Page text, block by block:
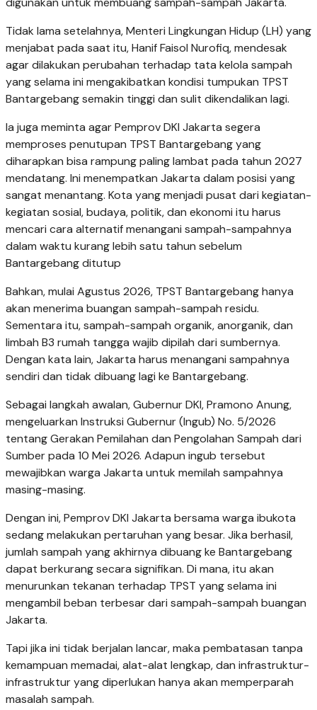
Tidak lama setelahnya, Menteri Lingkungan Hidup (LH) yang
menjabat pada saat itu, Hanif Faisol Nurofiq, mendesak
agar dilakukan perubahan terhadap tata kelola sampah
yang selama ini mengakibatkan kondisi tumpukan TPST
Bantargebang semakin tinggi dan sulit dikendalikan lagi.
Ia juga meminta agar Pemprov DKI Jakarta segera
memproses penutupan TPST Bantargebang yang
diharapkan bisa rampung paling lambat pada tahun 2027
mendatang. Ini menempatkan Jakarta dalam posisi yang
sangat menantang. Kota yang menjadi pusat dari kegiatan-
kegiatan sosial, budaya, politik, dan ekonomi itu harus
mencari cara alternatif menangani sampah-sampahnya
dalam waktu kurang lebih satu tahun sebelum
Bantargebang ditutup
Bahkan, mulai Agustus 2026, TPST Bantargebang hanya
akan menerima buangan sampah-sampah residu.
Sementara itu, sampah-sampah organik, anorganik, dan
limbah B3 rumah tangga wajib dipilah dari sumbernya.
Dengan kata lain, Jakarta harus menangani sampahnya
sendiri dan tidak dibuang lagi ke Bantargebang.
Sebagai langkah awalan, Gubernur DKI, Pramono Anung,
mengeluarkan Instruksi Gubernur (Ingub) No. 5/2026
tentang Gerakan Pemilahan dan Pengolahan Sampah dari
Sumber pada 10 Mei 2026. Adapun ingub tersebut
mewajibkan warga Jakarta untuk memilah sampahnya
masing-masing.
Dengan ini, Pemprov DKI Jakarta bersama warga ibukota
sedang melakukan pertaruhan yang besar. Jika berhasil,
jumlah sampah yang akhirnya dibuang ke Bantargebang
dapat berkurang secara signifikan. Di mana, itu akan
menurunkan tekanan terhadap TPST yang selama ini
mengambil beban terbesar dari sampah-sampah buangan
Jakarta.
Tapi jika ini tidak berjalan lancar, maka pembatasan tanpa
kemampuan memadai, alat-alat lengkap, dan infrastruktur-
infrastruktur yang diperlukan hanya akan memperparah
masalah sampah.